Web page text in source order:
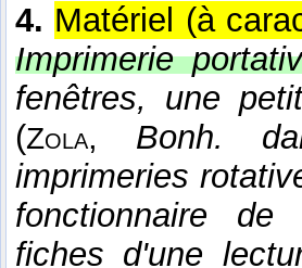
4. Matériel (à
Imprimerie
fenêtres, une
(Zola, Bonh.
imprimeries
fonctionnaire de
fiches d'une